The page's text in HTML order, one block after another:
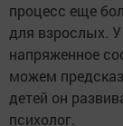
процесс еще
для взрослых. У
напряженное
можем
детей он
психолог.